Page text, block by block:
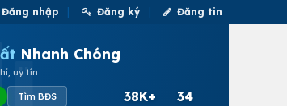
Đăng nhập Đăng ký Đăng tin
Nhanh Chóng
uy tín
Tìm BĐS 38K+ 34